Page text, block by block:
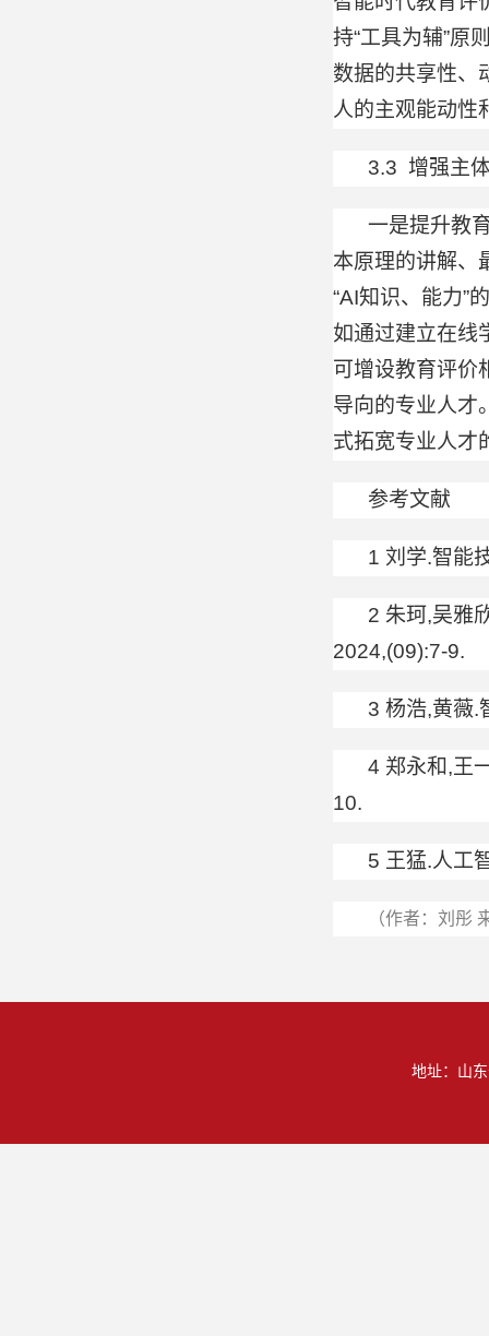
持“工具为辅”原
数据的共享性、
人的主观能动性
3.3 增强主
一是提升教
本原理的讲解、
“AI知识、能力”
如通过建立在线
可增设教育评价
导向的专业人才
式拓宽专业人才
参考文献
1 刘学.智能
2 朱珂,吴雅
2024,(09):7-9.
3 杨浩,黄薇.
4 郑永和,王
10.
5 王猛.人工
（作者：刘彤
地址：山